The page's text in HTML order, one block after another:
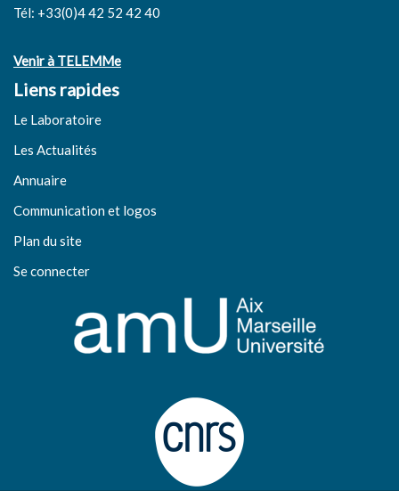
Tél: +33(0)4 42 52 42 40
Venir à TELEMMe
Liens rapides
Le Laboratoire
Les Actualités
Annuaire
Communication et logos
Plan du site
Se connecter